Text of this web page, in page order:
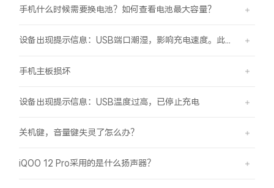
手机什么时候需要换电池？如何查看电池最大容量？
设备出现提示信息：USB端口潮湿，影响充电速度。此时设备不能充电或充电速度变慢。
手机主板损坏
设备出现提示信息：USB温度过高，已停止充电
关机键，音量键失灵了怎么办？
iQOO 12 Pro采用的是什么扬声器？